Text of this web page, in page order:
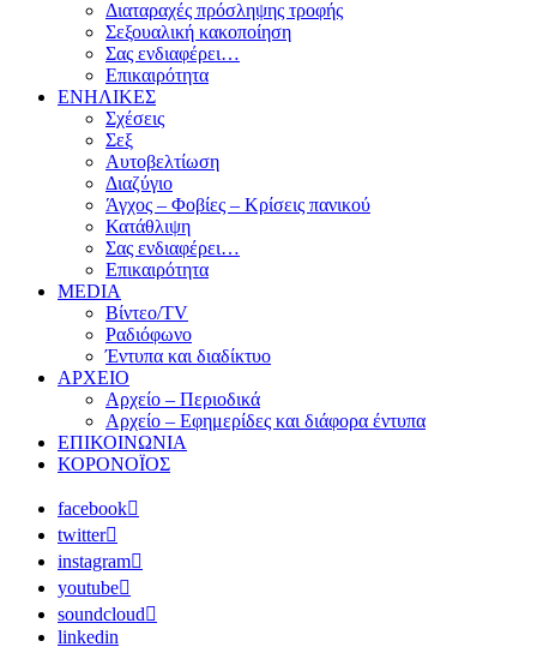
Διαταραχές πρόσληψης τροφής
Σεξουαλική κακοποίηση
Σας ενδιαφέρει…
Επικαιρότητα
ΕΝΗΛΙΚΕΣ
Σχέσεις
Σεξ
Αυτοβελτίωση
Διαζύγιο
Άγχος – Φοβίες – Κρίσεις πανικού
Κατάθλιψη
Σας ενδιαφέρει…
Επικαιρότητα
MEDIA
Βίντεο/TV
Ραδιόφωνο
Έντυπα και διαδίκτυο
ΑΡΧΕΙΟ
Αρχείο – Περιοδικά
Αρχείο – Εφημερίδες και διάφορα έντυπα
ΕΠΙΚΟΙΝΩΝΙΑ
ΚΟΡΟΝΟΪΟΣ
facebook
twitter
instagram
youtube
soundcloud
linkedin